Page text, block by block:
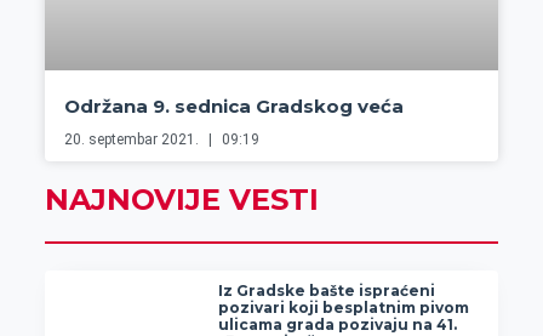
Održana 9. sednica Gradskog veća
20. septembar 2021. 09:19
NAJNOVIJE VESTI
Iz Gradske bašte ispraćeni
pozivari koji besplatnim pivom
ulicama grada pozivaju na 41.